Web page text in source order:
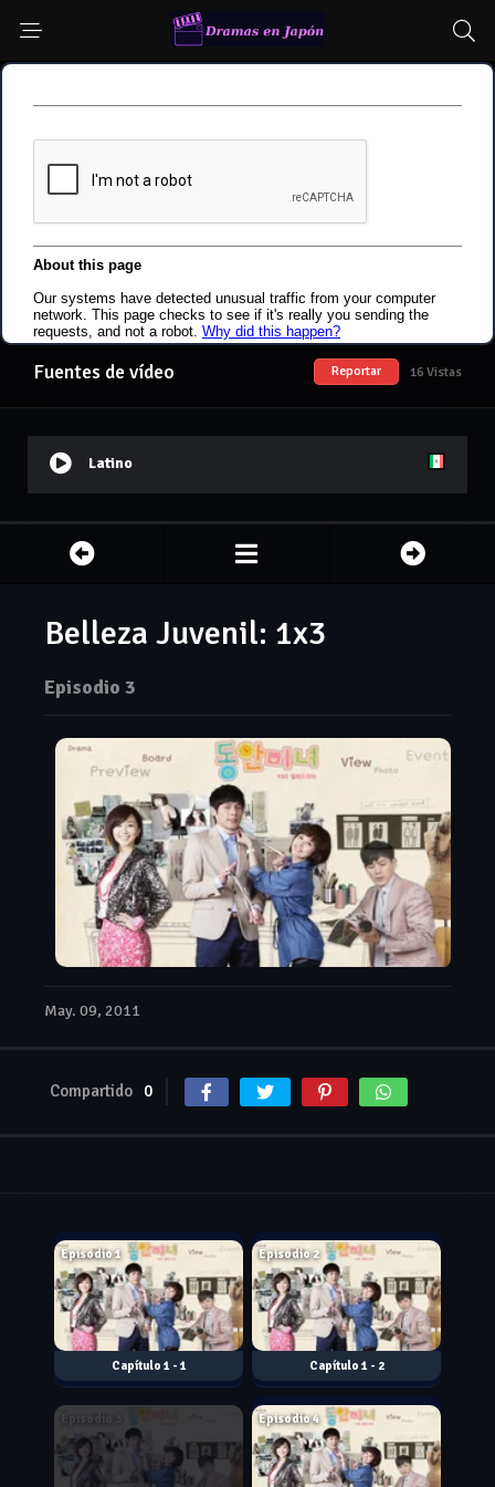
Fuentes de vídeo 16 Vistas
Reportar
Latino
Belleza Juvenil: 1x3
Episodio 3
May. 09, 2011
Compartido 0
1 - 1
Episodio 1
1 - 2
Episodio 2
Episodio 3
May. 09, 2011
Episodio 4
May. 10, 2011